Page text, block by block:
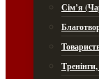
Сім’я